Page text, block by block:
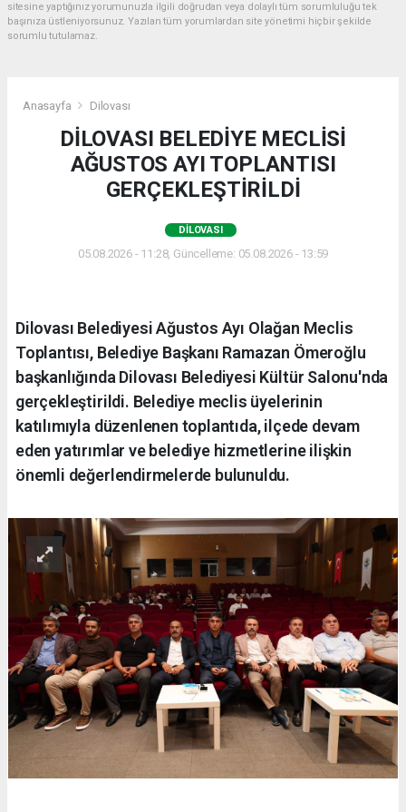
sitesine yaptığınız yorumunuzla ilgili doğrudan veya dolaylı tüm sorumluluğu tek
başınıza üstleniyorsunuz. Yazılan tüm yorumlardan site yönetimi hiçbir şekilde
sorumlu tutulamaz.
Anasayfa Dilovası
DİLOVASI BELEDİYE MECLİSİ
AĞUSTOS AYI TOPLANTISI
GERÇEKLEŞTİRİLDİ
DILOVASI
05.08.2026 - 11:28, Güncelleme: 05.08.2026 - 13:59
Dilovası Belediyesi Ağustos Ayı Olağan Meclis
Toplantısı, Belediye Başkanı Ramazan Ömeroğlu
başkanlığında Dilovası Belediyesi Kültür Salonu'nda
gerçekleştirildi. Belediye meclis üyelerinin
katılımıyla düzenlenen toplantıda, ilçede devam
eden yatırımlar ve belediye hizmetlerine ilişkin
önemli değerlendirmelerde bulunuldu.